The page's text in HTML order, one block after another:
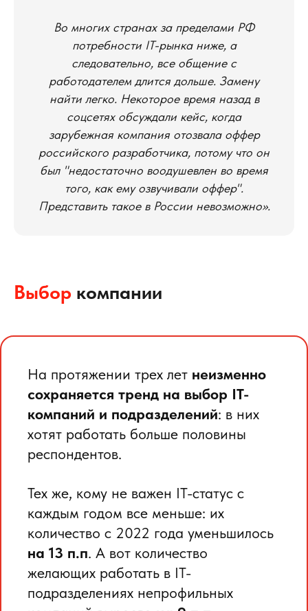
Во многих странах за пределами РФ
потребности IT-рынка ниже, а
следовательно, все общение с
работодателем длится дольше. Замену
найти легко. Некоторое время назад в
соцсетях обсуждали кейс, когда
зарубежная компания отозвала оффер
российского разработчика, потому что он
был "недостаточно воодушевлен во время
того, как ему озвучивали оффер".
Представить такое в России невозможно».
Выбор компании
На протяжении трех лет неизменно
сохраняется тренд на выбор IT-
компаний и подразделений: в них
хотят работать больше половины
респондентов.
Тех же, кому не важен IT-статус с
каждым годом все меньше: их
количество с 2022 года уменьшилось
на 13 п.п. А вот количество
желающих работать в IT-
подразделениях непрофильных